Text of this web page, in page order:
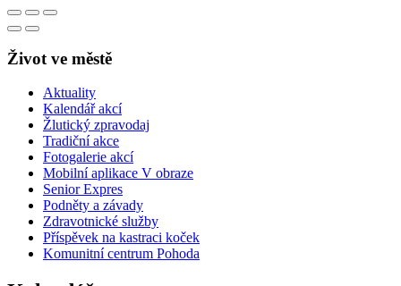
Život ve městě
Aktuality
Kalendář akcí
Žlutický zpravodaj
Tradiční akce
Fotogalerie akcí
Mobilní aplikace V obraze
Senior Expres
Podněty a závady
Zdravotnické služby
Příspěvek na kastraci koček
Komunitní centrum Pohoda